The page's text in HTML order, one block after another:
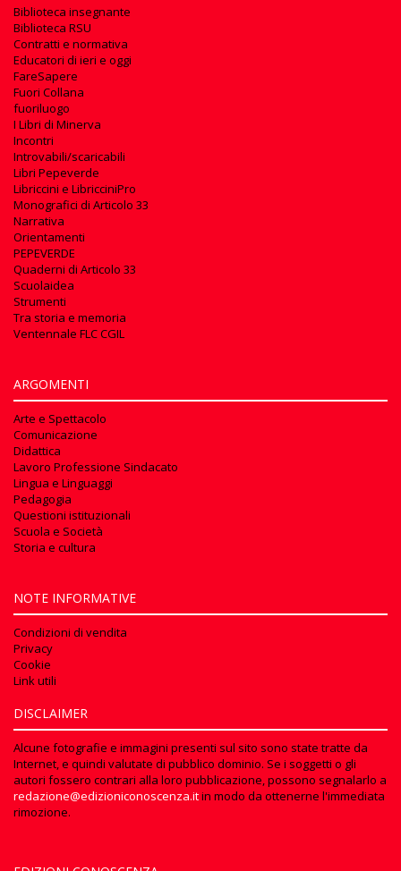
Biblioteca insegnante
Biblioteca RSU
Contratti e normativa
Educatori di ieri e oggi
FareSapere
Fuori Collana
fuoriluogo
I Libri di Minerva
Incontri
Introvabili/scaricabili
Libri Pepeverde
Libriccini e LibricciniPro
Monografici di Articolo 33
Narrativa
Orientamenti
PEPEVERDE
Quaderni di Articolo 33
Scuolaidea
Strumenti
Tra storia e memoria
Ventennale FLC CGIL
ARGOMENTI
Arte e Spettacolo
Comunicazione
Didattica
Lavoro Professione Sindacato
Lingua e Linguaggi
Pedagogia
Questioni istituzionali
Scuola e Società
Storia e cultura
NOTE INFORMATIVE
Condizioni di vendita
Privacy
Cookie
Link utili
DISCLAIMER
Alcune fotografie e immagini presenti sul sito sono state tratte da
Internet, e quindi valutate di pubblico dominio. Se i soggetti o gli
autori fossero contrari alla loro pubblicazione, possono segnalarlo a
redazione@edizioniconoscenza.itin modo da ottenerne l'immediata
rimozione.